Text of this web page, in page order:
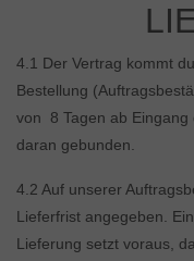
4.1 Der Vertrag kommt
Bestellung
von 8 Tagen ab Eingang
daran gebunden.
4.2 Auf unserer
Lieferfrist angegeben.
Lieferung setzt voraus,